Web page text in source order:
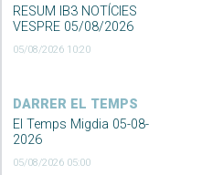
RESUM IB3 NOTÍCIES
VESPRE 05/08/2026
05/08/2026 10:20
DARRER EL TEMPS
El Temps Migdia 05-08-
2026
05/08/2026 05:00